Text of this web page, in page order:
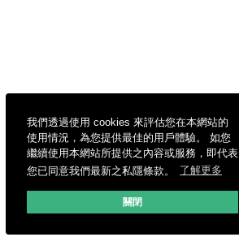
我們透過使用 cookies 來評估您在本網站的
使用情況，為您提供最佳的用戶體驗。 如您
繼續使用本網站所提供之內容或服務，即代表
您已同意我們最新之私隱條款。
了解更多
關閉